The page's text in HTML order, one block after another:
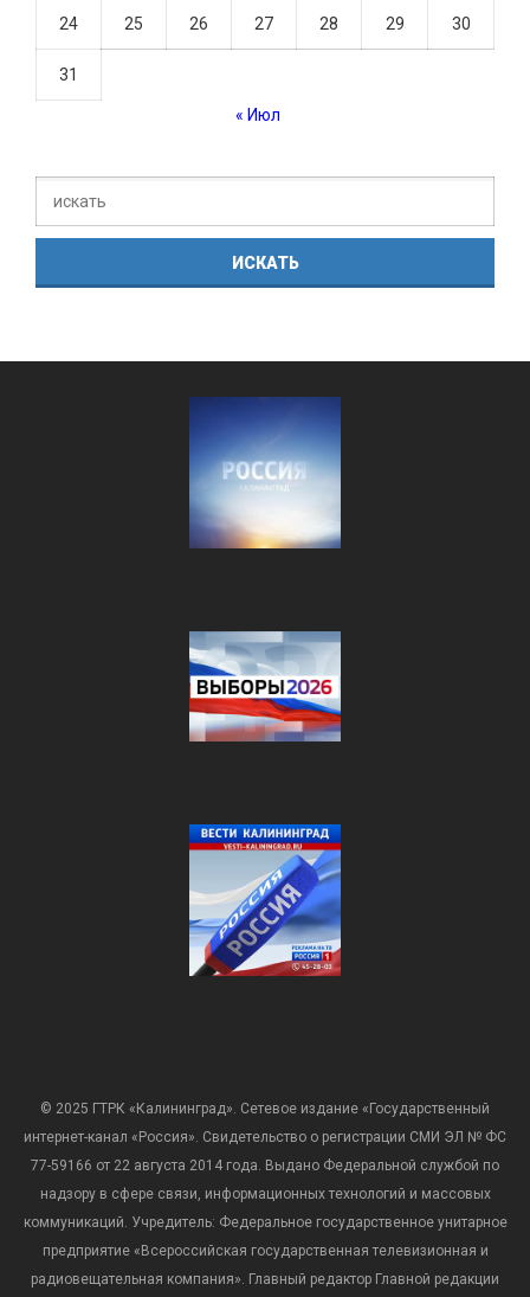
24 25 26 27 28 29 30
31
« Июл
© 2025 ГТРК «Калининград». Сетевое издание «Государственный
интернет-канал «Россия». Свидетельство о регистрации СМИ ЭЛ № ФС
77-59166 от 22 августа 2014 года. Выдано Федеральной службой по
надзору в сфере связи, информационных технологий и массовых
коммуникаций. Учредитель: Федеральное государственное унитарное
предприятие «Всероссийская государственная телевизионная и
радиовещательная компания». Главный редактор Главной редакции